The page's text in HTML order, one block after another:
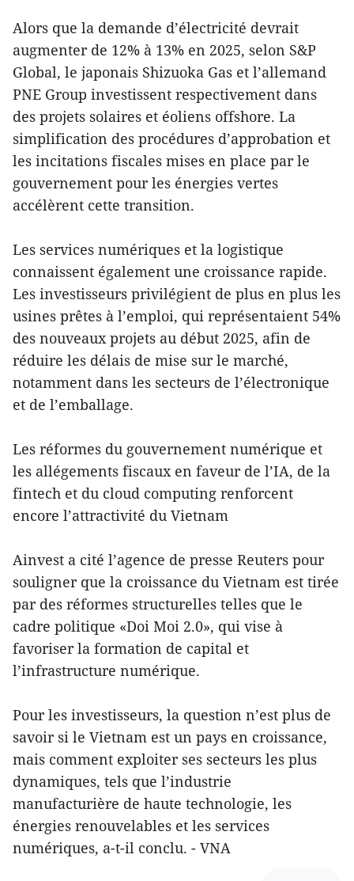
Alors que la demande d’électricité devrait
augmenter de 12% à 13% en 2025, selon S&P
Global, le japonais Shizuoka Gas et l’allemand
PNE Group investissent respectivement dans
des projets solaires et éoliens offshore. La
simplification des procédures d’approbation et
les incitations fiscales mises en place par le
gouvernement pour les énergies vertes
accélèrent cette transition.
Les services numériques et la logistique
connaissent également une croissance rapide.
Les investisseurs privilégient de plus en plus les
usines prêtes à l’emploi, qui représentaient 54%
des nouveaux projets au début 2025, afin de
réduire les délais de mise sur le marché,
notamment dans les secteurs de l’électronique
et de l’emballage.
Les réformes du gouvernement numérique et
les allégements fiscaux en faveur de l’IA, de la
fintech et du cloud computing renforcent
encore l’attractivité du Vietnam
Ainvest a cité l’agence de presse Reuters pour
souligner que la croissance du Vietnam est tirée
par des réformes structurelles telles que le
cadre politique «Doi Moi 2.0», qui vise à
favoriser la formation de capital et
l’infrastructure numérique.
Pour les investisseurs, la question n’est plus de
savoir si le Vietnam est un pays en croissance,
mais comment exploiter ses secteurs les plus
dynamiques, tels que l’industrie
manufacturière de haute technologie, les
énergies renouvelables et les services
numériques, a-t-il conclu. - VNA